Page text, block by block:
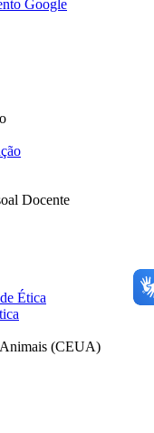
Google
Docente
Ética
Animais (CEUA)